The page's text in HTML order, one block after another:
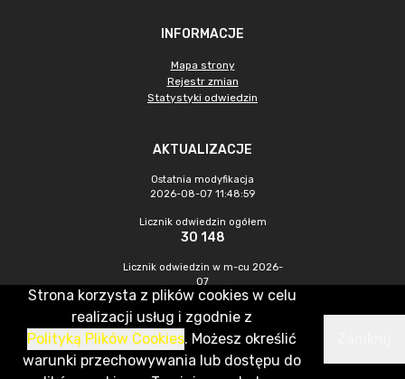
INFORMACJE
Mapa strony
Rejestr zmian
Statystyki odwiedzin
AKTUALIZACJE
Ostatnia modyfikacja
2026-08-07 11:48:59
Licznik odwiedzin ogółem
30 148
Licznik odwiedzin w m-cu 2026-
07
638
CMS & Hosting: Nefeni Sp. z o.o.
Strona korzysta z plików cookies w celu
realizacji usług i zgodnie z
Polityką Plików Cookies. Możesz określić
warunki przechowywania lub dostępu do